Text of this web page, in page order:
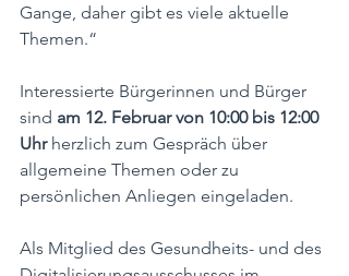
Gange, daher gibt es viele aktuelle
Themen.“
Interessierte Bürgerinnen und Bürger
sind am 12. Februar von 10:00 bis 12:00
Uhr herzlich zum Gespräch über
allgemeine Themen oder zu
persönlichen Anliegen eingeladen.
Als Mitglied des Gesundheits- und des